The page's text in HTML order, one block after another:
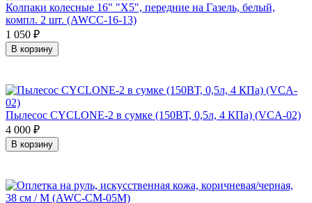
Колпаки колесные 16" "Х5", передние на Газель, белый,
компл. 2 шт. (AWCC-16-13)
1 050 ₽
В корзину
Пылесос CYCLONE-2 в сумке (150ВТ, 0,5л, 4 КПа) (VCA-02)
4 000 ₽
В корзину